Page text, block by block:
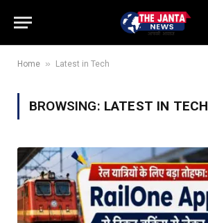
Home » Latest in Tech
BROWSING: LATEST IN TECH